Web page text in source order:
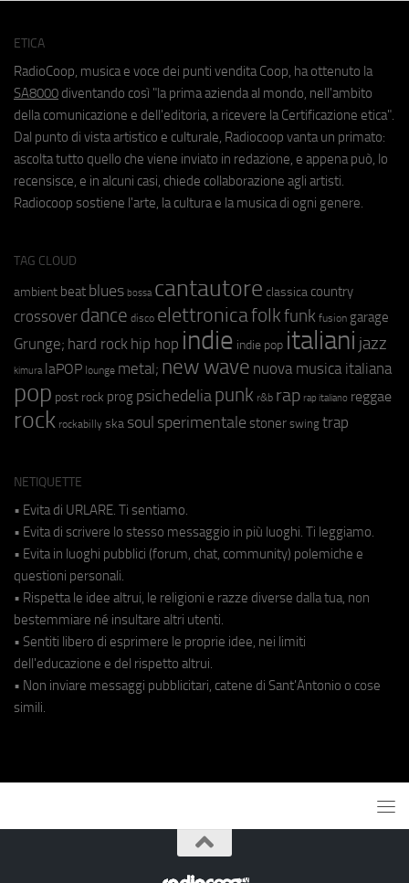
ETICA
RadioCoop, musica e voce dei punti vendita Coop, ha ottenuto la
SA8000 diventando così "la prima azienda al mondo, nell'ambito
della comunicazione e dell'editoria, a ricevere la Certificazione etica".
Dal punto di vista artistico e culturale, Radiocoop vanta un primato:
ascolta tutto quello che viene inviato in redazione, e appena può, lo
recensisce, e in alcuni casi, chiede collaborazione agli artisti.
Radiocoop sostiene l'arte, la cultura e la musica di ogni genere.
TAG CLOUD
ambient beat blues bossa cantautore classica country
crossover dance disco elettronicafolkfunk fusion garage
Grunge; hard rock hip hop indie indie pop italiani jazz
kimura laPOP lounge metal; new wave nuova musica italiana
pop post rock prog psichedeliapunk r&b rap rap italiano reggae
rock rockabilly ska soul sperimentale stoner swing trap
NETIQUETTE
• Evita di URLARE. Ti sentiamo.
• Evita di scrivere lo stesso messaggio in più luoghi. Ti leggiamo.
• Evita in luoghi pubblici (forum, chat, community) polemiche e
questioni personali.
• Rispetta le idee altrui, le religioni e razze diverse dalla tua, non
bestemmiare né insultare altri utenti.
• Sentiti libero di esprimere le proprie idee, nei limiti
dell'educazione e del rispetto altrui.
• Non inviare messaggi pubblicitari, catene di Sant'Antonio o cose
simili.